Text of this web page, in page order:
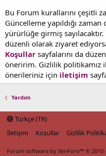
Bu Forum kurallarını çeşitli
Güncelleme yapıldığı
yürürlüğe girmiş sayılacaktır.
düzenli olarak ziyaret
Koşullar sayfalarını da
öneririm. Gizlilik politikamız
önerileriniz için iletişim
Yardım
Türkçe (TR)
İletişim
Koşullar Gizlilik
Forum software by XenForo™ ©